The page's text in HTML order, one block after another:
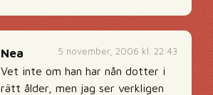
5 november, 2006 kl. 22:43
Nea
Vet inte om han har nån dotter i
rätt ålder, men jag ser verkligen